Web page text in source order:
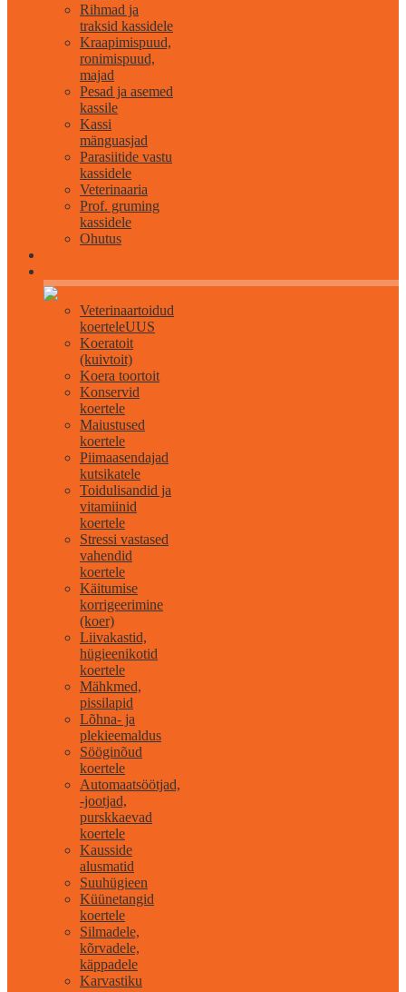
Rihmad ja
traksid kassidele
Kraapimispuud,
ronimispuud,
majad
Pesad ja asemed
kassile
Kassi
mänguasjad
Parasiitide vastu
kassidele
Veterinaaria
Prof. gruming
kassidele
Ohutus
Veterinaartoidud
koerteleUUS
Koeratoit
(kuivtoit)
Koera toortoit
Konservid
koertele
Maiustused
koertele
Piimaasendajad
kutsikatele
Toidulisandid ja
vitamiinid
koertele
Stressi vastased
vahendid
koertele
Käitumise
korrigeerimine
(koer)
Liivakastid,
hügieenikotid
koertele
Mähkmed,
pissilapid
Lõhna- ja
plekieemaldus
Sööginõud
koertele
Automaatsöötjad,
-jootjad,
purskkaevad
koertele
Kausside
alusmatid
Suuhügieen
Küünetangid
koertele
Silmadele,
kõrvadele,
käppadele
Karvastiku